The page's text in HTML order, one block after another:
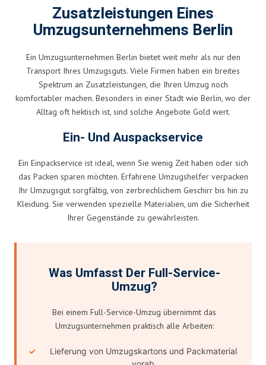
Zusatzleistungen Eines
Umzugsunternehmens Berlin
Ein Umzugsunternehmen Berlin bietet weit mehr als nur den
Transport Ihres Umzugsguts. Viele Firmen haben ein breites
Spektrum an Zusatzleistungen, die Ihren Umzug noch
komfortabler machen. Besonders in einer Stadt wie Berlin, wo der
Alltag oft hektisch ist, sind solche Angebote Gold wert.
Ein- Und Auspackservice
Ein Einpackservice ist ideal, wenn Sie wenig Zeit haben oder sich
das Packen sparen möchten. Erfahrene Umzugshelfer verpacken
Ihr Umzugsgut sorgfältig, von zerbrechlichem Geschirr bis hin zu
Kleidung. Sie verwenden spezielle Materialien, um die Sicherheit
Ihrer Gegenstände zu gewährleisten.
Was Umfasst Der Full-Service-
Umzug?
Bei einem Full-Service-Umzug übernimmt das
Umzugsunternehmen praktisch alle Arbeiten:
Lieferung von Umzugskartons und Packmaterial